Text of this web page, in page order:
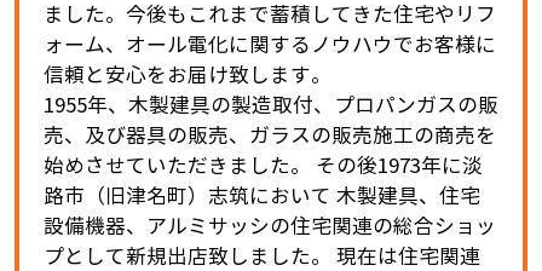
ました。今後もこれまで蓄積してきた住宅やリフ
ォーム、オール電化に関するノウハウでお客様に
信頼と安心をお届け致します。
1955年、木製建具の製造取付、プロパンガスの販
売、及び器具の販売、ガラスの販売施工の商売を
始めさせていただきました。 その後1973年に淡
路市（旧津名町）志筑において 木製建具、住宅
設備機器、アルミサッシの住宅関連の総合ショッ
プとして新規出店致しました。 現在は住宅関連